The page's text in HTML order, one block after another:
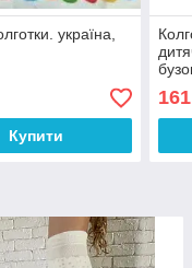
україна,
Купити